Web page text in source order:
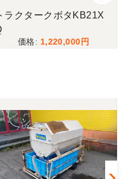
対応していただき感謝
で機械に詳しく 丁寧にご
う！ 少し距離はあります
はのうき屋さんを利用し
ラクタークボタKB21X
1,220,000